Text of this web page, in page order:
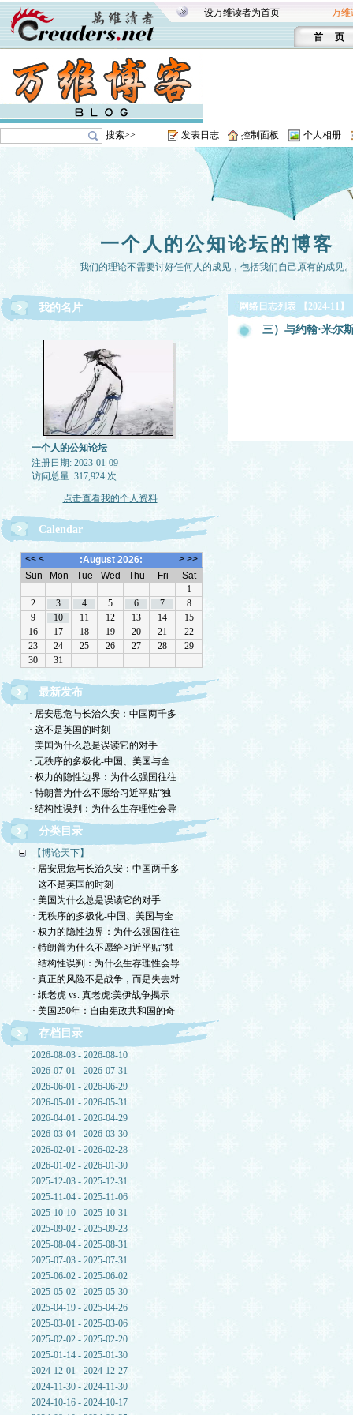
设万维读者为首页 万维
首 页
搜索>> 发表日志 控制面板 个人相册
一个人的公知论坛的博客
我们的理论不需要讨好任何人的成见，包括我们自己原有的成见。
我的名片
一个人的公知论坛
注册日期: 2023-01-09
访问总量: 317,924 次
点击查看我的个人资料
Calendar
最新发布
· 居安思危与长治久安：中国两千多
· 这不是英国的时刻
· 美国为什么总是误读它的对手
· 无秩序的多极化-中国、美国与全
· 权力的隐性边界：为什么强国往往
· 特朗普为什么不愿给习近平贴“独
· 结构性误判：为什么生存理性会导
分类目录
【博论天下】
· 居安思危与长治久安：中国两千多
· 这不是英国的时刻
· 美国为什么总是误读它的对手
· 无秩序的多极化-中国、美国与全
· 权力的隐性边界：为什么强国往往
· 特朗普为什么不愿给习近平贴“独
· 结构性误判：为什么生存理性会导
· 真正的风险不是战争，而是失去对
· 纸老虎 vs. 真老虎:美伊战争揭示
· 美国250年：自由宪政共和国的奇
存档目录
2026-08-03 - 2026-08-10
2026-07-01 - 2026-07-31
2026-06-01 - 2026-06-29
2026-05-01 - 2026-05-31
2026-04-01 - 2026-04-29
2026-03-04 - 2026-03-30
2026-02-01 - 2026-02-28
2026-01-02 - 2026-01-30
2025-12-03 - 2025-12-31
2025-11-04 - 2025-11-06
2025-10-10 - 2025-10-31
2025-09-02 - 2025-09-23
2025-08-04 - 2025-08-31
2025-07-03 - 2025-07-31
2025-06-02 - 2025-06-02
2025-05-02 - 2025-05-30
2025-04-19 - 2025-04-26
2025-03-01 - 2025-03-06
2025-02-02 - 2025-02-20
2025-01-14 - 2025-01-30
2024-12-01 - 2024-12-27
2024-11-30 - 2024-11-30
2024-10-16 - 2024-10-17
网络日志列表 【2024-11】
三）与约翰·米尔